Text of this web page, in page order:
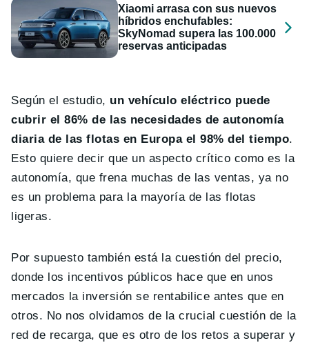
Xiaomi arrasa con sus nuevos
híbridos enchufables:
SkyNomad supera las 100.000
reservas anticipadas
Según el estudio, un vehículo eléctrico puede
cubrir el 86% de las necesidades de autonomía
diaria de las flotas en Europa el 98% del tiempo.
Esto quiere decir que un aspecto crítico como es la
autonomía, que frena muchas de las ventas, ya no
es un problema para la mayoría de las flotas
ligeras.
Por supuesto también está la cuestión del precio,
donde los incentivos públicos hace que en unos
mercados la inversión se rentabilice antes que en
otros. No nos olvidamos de la crucial cuestión de la
red de recarga, que es otro de los retos a superar y